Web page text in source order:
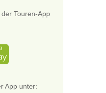
Touren-App
App unter: